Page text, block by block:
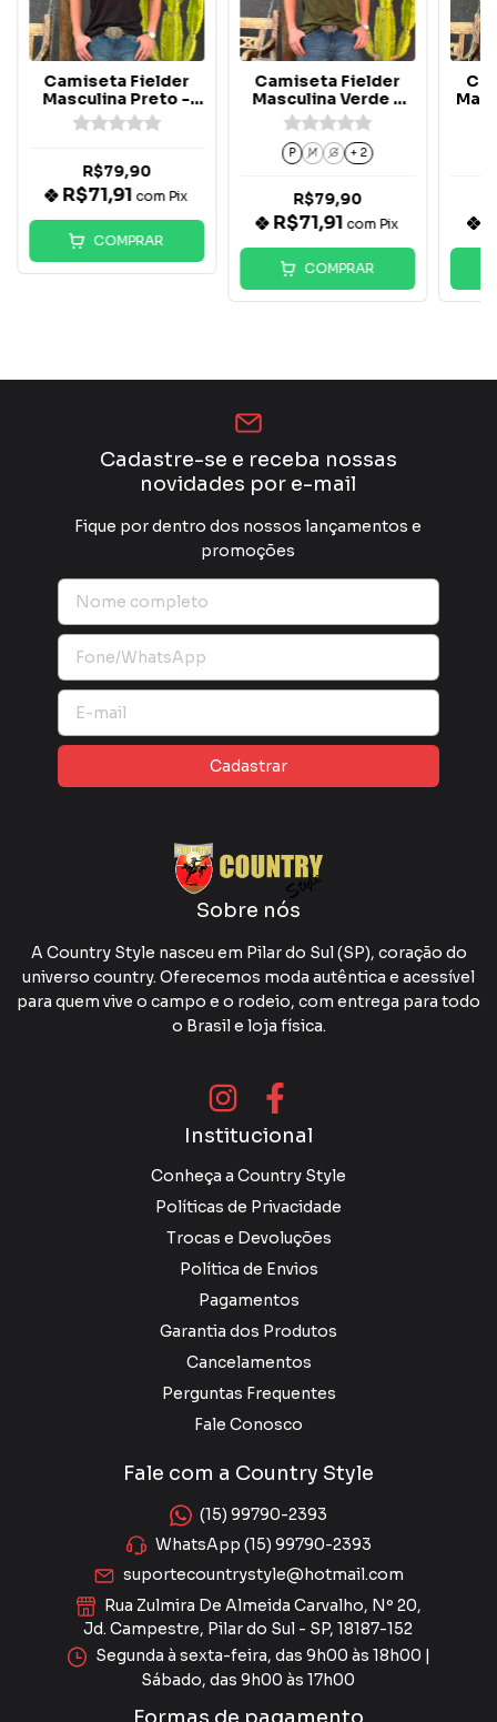
Camiseta Fielder
Masculina Preto -
F052
R$79,90
R$71,91com Pix
COMPRAR
Camiseta Fielder
Masculina Verde -
F067
P M G + 2
R$79,90
R$71,91com Pix
COMPRAR
Cadastre-se e receba nossas
novidades por e-mail
Fique por dentro dos nossos lançamentos e
promoções
Sobre nós
A Country Style nasceu em Pilar do Sul (SP), coração do
universo country. Oferecemos moda autêntica e acessível
para quem vive o campo e o rodeio, com entrega para todo
o Brasil e loja física.
Institucional
Conheça a Country Style
Políticas de Privacidade
Trocas e Devoluções
Política de Envios
Pagamentos
Garantia dos Produtos
Cancelamentos
Perguntas Frequentes
Fale Conosco
Fale com a Country Style
(15) 99790-2393
WhatsApp (15) 99790-2393
suportecountrystyle@hotmail.com
Rua Zulmira De Almeida Carvalho, Nº 20,
Jd. Campestre, Pilar do Sul - SP, 18187-152
Segunda à sexta-feira, das 9h00 às 18h00 |
Sábado, das 9h00 às 17h00
Formas de pagamento